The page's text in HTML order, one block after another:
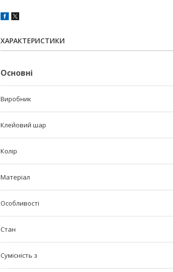
ХАРАКТЕРИСТИКИ
Основні
Виробник
Клейовий шар
Колір
Матеріал
Особливості
Стан
Сумісність з